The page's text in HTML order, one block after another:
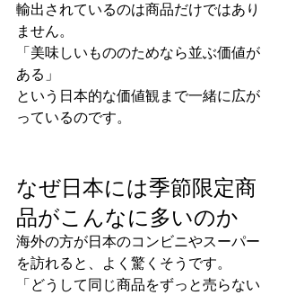
輸出されているのは商品だけではあり
ません。
「美味しいもののためなら並ぶ価値が
ある」
という日本的な価値観まで一緒に広が
っているのです。
なぜ日本には季節限定商
品がこんなに多いのか
海外の方が日本のコンビニやスーパー
を訪れると、よく驚くそうです。
「どうして同じ商品をずっと売らない